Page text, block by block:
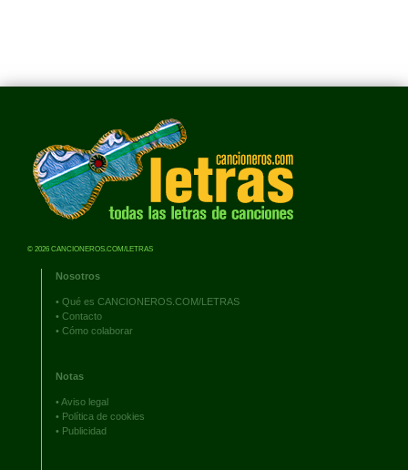
© 2026 CANCIONEROS.COM/LETRAS
Nosotros
• Qué es CANCIONEROS.COM/LETRAS
• Contacto
• Cómo colaborar
Notas
•Aviso legal
• Política de cookies
• Publicidad